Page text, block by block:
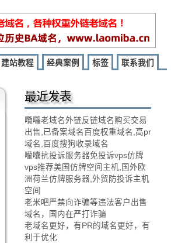
建站教程 经典案例 标签 联系我们
最近发表
囕囖老域名外链反链域名购买交易
出售,已备案域名百度权重域名,高pr
域名,百度搜狗收录域名
囒囔抗投诉服务器免投诉vps仿牌
vps推荐美国仿牌空间主机,国外欧
洲荷兰仿牌服务器,外贸防投诉主机
空间
老米吧严禁向诈骗等违法客户出售
域名，国内在严打诈骗
老域名更好，有PR的域名更好，有
利于优化